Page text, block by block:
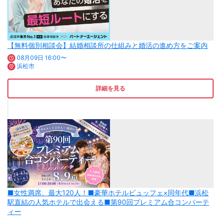
【無料個別相談会】結婚相談所の仕組みと婚活の進め方をご案内
08月09日 16:00〜
浜松市
詳細を見る
■女性満席、最大120人！■豪華ホテルビュッフェ×同年代■浜松
駅直結の人気ホテルで出会える■第90回プレミアム合コンパーテ
ィー